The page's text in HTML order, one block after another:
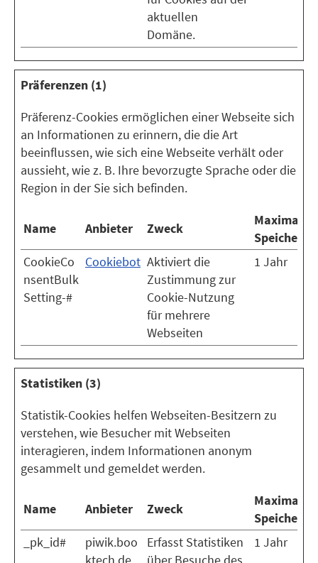
aktuellen
Domäne.
Präferenzen (1)
Präferenz-Cookies ermöglichen einer Webseite sich
an Informationen zu erinnern, die die Art
beeinflussen, wie sich eine Webseite verhält oder
aussieht, wie z. B. Ihre bevorzugte Sprache oder die
Region in der Sie sich befinden.
Name Anbieter Zweck
Maximale
CookieCo
nsentBulk
Setting-#
Cookiebot Aktiviert die
Zustimmung zur
Cookie-Nutzung
für mehrere
Webseiten
1 Jahr
Statistiken (3)
Statistik-Cookies helfen Webseiten-Besitzern zu
verstehen, wie Besucher mit Webseiten
interagieren, indem Informationen anonym
gesammelt und gemeldet werden.
Name Anbieter Zweck
Maximale
_pk_id#
piwik.boo
Erfasst Statistiken
1 Jahr